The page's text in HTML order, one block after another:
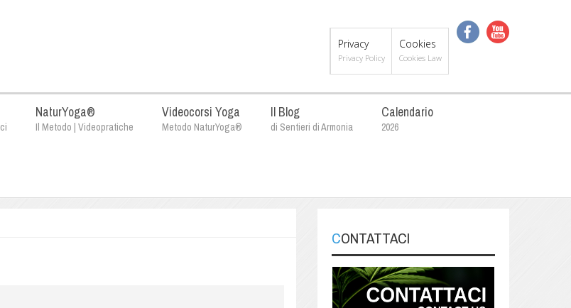
Privacy
Privacy Policy
Cookies
Cookies Law
NaturYoga®
Il Metodo | Videopratiche
Videocorsi Yoga
Metodo NaturYoga®
Il Blog
di Sentieri di Armonia
Calendario
2026
CONTATTACI